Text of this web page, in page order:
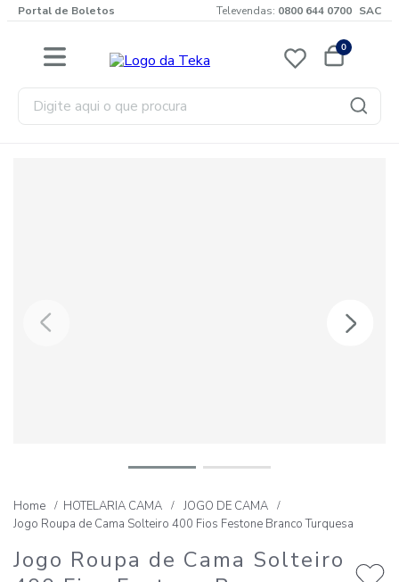
Portal de Boletos Televendas: 0800 644 0700 SAC
0
Digite aqui o que procura
HOTELARIA CAMA
JOGO DE CAMA
Jogo Roupa de Cama Solteiro 400 Fios Festone Branco Turquesa
Jogo Roupa de Cama Solteiro